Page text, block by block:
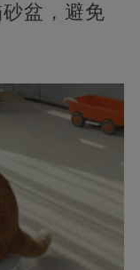
盆，避免